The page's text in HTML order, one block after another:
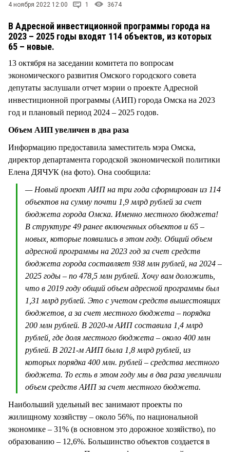
4 ноября 2022 12:00 1 3674
В Адресной инвестиционной программы города на
2023 – 2025 годы входят 114 объектов, из которых
65 – новые.
13 октября на заседании комитета по вопросам
экономического развития Омского городского совета
депутаты заслушали отчет мэрии о проекте Адресной
инвестиционной программы (АИП) города Омска на 2023
год и плановый период 2024 – 2025 годов.
Объем АИП увеличен в два раза
Информацию предоставила заместитель мэра Омска,
директор департамента городской экономической политики
Елена ДЯЧУК (на фото). Она сообщила:
— Новый проект АИП на три года сформирован из 114
объектов на сумму почти 1,9 млрд рублей за счет
бюджета города Омска. Именно местного бюджета!
В структуре 49 ранее включенных объектов и 65 –
новых, которые появились в этом году. Общий объем
адресной программы на 2023 год за счет средств
бюджета города составляет 938 млн рублей, на 2024 –
2025 годы – по 478,5 млн рублей. Хочу вам доложить,
что в 2019 году общий объем адресной программы был
1,31 млрд рублей. Это с учетом средств вышестоящих
бюджетов, а за счет местного бюджета – порядка
200 млн рублей. В 2020-м АИП составила 1,4 млрд
рублей, где доля местного бюджета – около 400 млн
рублей. В 2021-м АИП была 1,8 млрд рублей, из
которых порядка 400 млн. рублей – средства местного
бюджета. То есть в этом году мы в два раза увеличили
объем средств АИП за счет местного бюджета.
Наибольший удельный вес занимают проекты по
жилищному хозяйству – около 56%, по национальной
экономике – 31% (в основном это дорожное хозяйство), по
образованию – 12,6%. Большинство объектов создается в